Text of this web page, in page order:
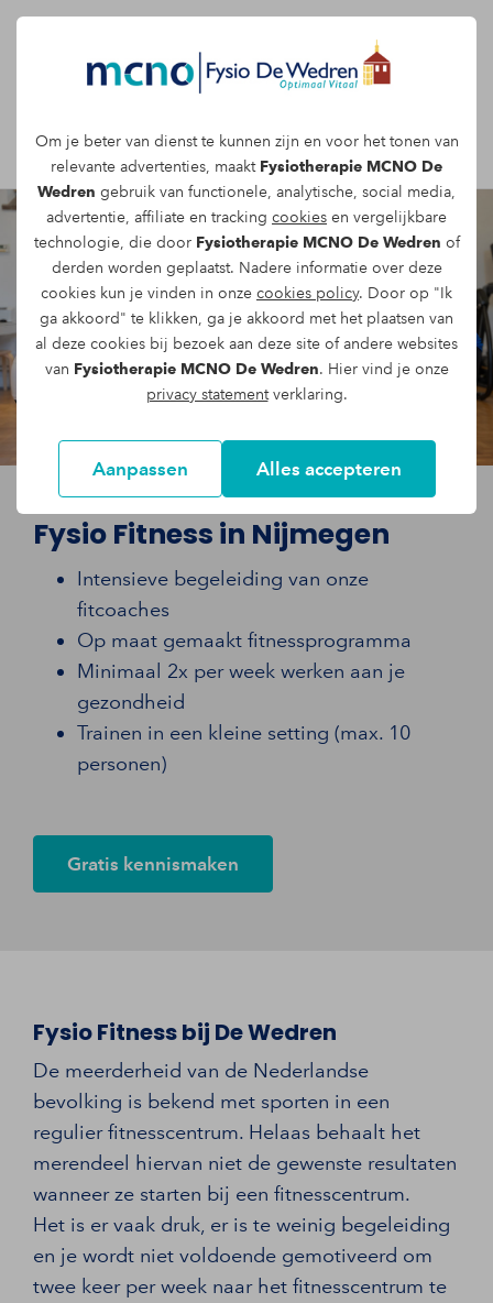
Om je beter van dienst te kunnen zijn en voor het tonen van
relevante advertenties, maakt Fysiotherapie MCNO De
Wedren gebruik van functionele, analytische, social media,
advertentie, affiliate en tracking cookies en vergelijkbare
technologie, die door Fysiotherapie MCNO De Wedren of
derden worden geplaatst. Nadere informatie over deze
cookies kun je vinden in onze cookies policy. Door op "Ik
ga akkoord" te klikken, ga je akkoord met het plaatsen van
al deze cookies bij bezoek aan deze site of andere websites
van Fysiotherapie MCNO De Wedren. Hier vind je onze
privacy statementverklaring.
Aanpassen Alles accepteren
Afspraak maken
Fysio Fitness in Nijmegen
Intensieve begeleiding van onze
fitcoaches
Op maat gemaakt fitnessprogramma
Minimaal 2x per week werken aan je
gezondheid
Trainen in een kleine setting (max. 10
personen)
Gratis kennismaken
Fysio Fitness bij De Wedren
De meerderheid van de Nederlandse
bevolking is bekend met sporten in een
regulier fitnesscentrum. Helaas behaalt het
merendeel hiervan niet de gewenste resultaten
wanneer ze starten bij een fitnesscentrum.
Het is er vaak druk, er is te weinig begeleiding
en je wordt niet voldoende gemotiveerd om
twee keer per week naar het fitnesscentrum te